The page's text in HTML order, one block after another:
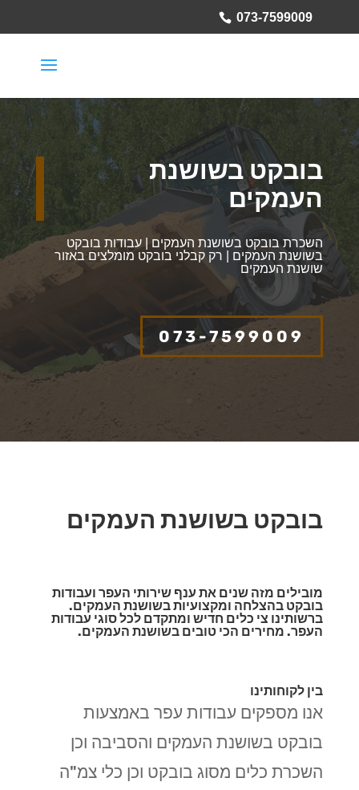
073-7599009
בובקט בשושנת
העמקים
השכרת בובקט בשושנת העמקים | עבודות בובקט
בשושנת העמקים | רק קבלני בובקט מומלצים באזור
שושנת העמקים
073-7599009
בובקט בשושנת העמקים
מובילים מזה שנים את ענף שירותי העפר ועבודות
בובקט בהצלחה ומקצועיות בשושנת העמקים.
ברשותינו צי כלים חדיש ומתקדם לכל סוגי עבודות
העפר. מחירים הכי טובים בשושנת העמקים.
בין לקוחותינו
אנו מספקים עבודות עפר באמצעות
בובקט בשושנת העמקים והסביבה וכן
השכרת כלים מסוג בובקט וכן כלי צמ"ה